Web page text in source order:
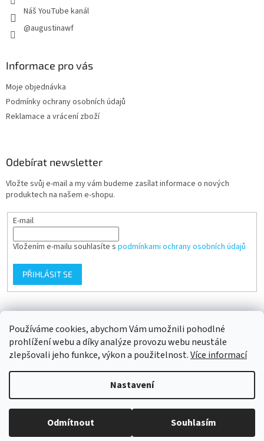
Používáme cookies, abychom Vám umožnili pohodlné
prohlížení webu a díky analýze provozu webu neustále
zlepšovali jeho funkce, výkon a použitelnost.Více informací
Nastavení
Odmítnout Souhlasím
Náš YouTube kanál
@augustinawf
Informace pro vás
Moje objednávka
Podmínky ochrany osobních údajů
Reklamace a vrácení zboží
Odebírat newsletter
Vložte svůj e-mail a my vám budeme zasílat informace o nových
produktech na našem e-shopu.
E-mail
Vložením e-mailu souhlasíte s podmínkami ochrany osobních údajů
PŘIHLÁSIT SE
Vytvořil Shoptet
Copyright 2026AWF® STORE . Všechna práva vyhrazena.
nastavení cookies